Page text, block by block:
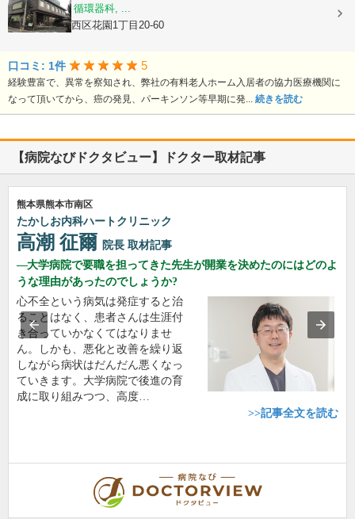
内科, 胃腸科, 循環器科, ...
熊本県熊本市西区花園1丁目20-60
口コミ: 1件 5
経験豊富で、異常を察知され、弊社の有料老人ホーム入居者の協力医療機関に
なって頂いてから、癌の発見、パーキンソン等早期に発... 続きを読む
【病院なびドクタビュー】ドクター取材記事
熊本県熊本市南区
たかしお内科ハートクリニック
高潮 征爾 院長 取材記事
大学病院で要職を担ってきた先生が開業を決めたのにはどのよ
うな理由があったのでしょうか?
心不全という病気は発症すると治
ることはなく、患者さんは生涯付
き合っていかなくてはなりませ
ん。しかも、悪化と改善を繰り返
しながら病状はだんだん悪くなっ
ていきます。大学病院で後進の育
成に取り組みつつ、高度…
>>記事全文を読む